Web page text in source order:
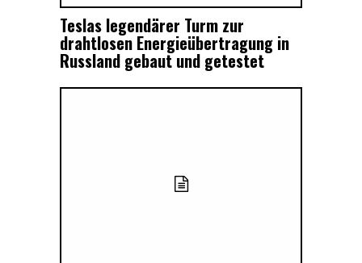
Teslas legendärer Turm zur
drahtlosen Energieübertragung in
Russland gebaut und getestet